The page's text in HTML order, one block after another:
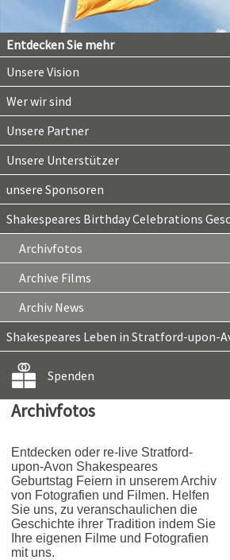
Entdecken Sie mehr
Unsere Vision
Wer wir sind
Unsere Partner
Unsere Unterstützer
unsere Sponsoren
Shakespeares Birthday Celebrations
Archivfotos
Archive Films
Archiv News
Shakespeares Leben in Stratford-upon-
Spenden
Archivfotos
Entdecken oder re-live Stratford-
upon-Avon Shakespeares
Geburtstag Feiern in unserem Archiv
von Fotografien und Filmen. Helfen
Sie uns, zu veranschaulichen die
Geschichte ihrer Tradition indem Sie
Ihre eigenen Filme und Fotografien
mit uns.